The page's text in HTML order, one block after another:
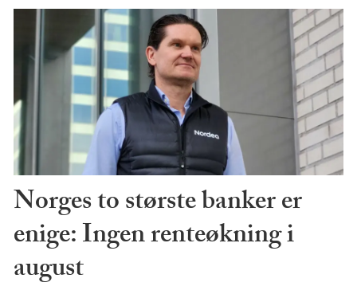
Norges to største banker er
enige: Ingen renteøkning i
august